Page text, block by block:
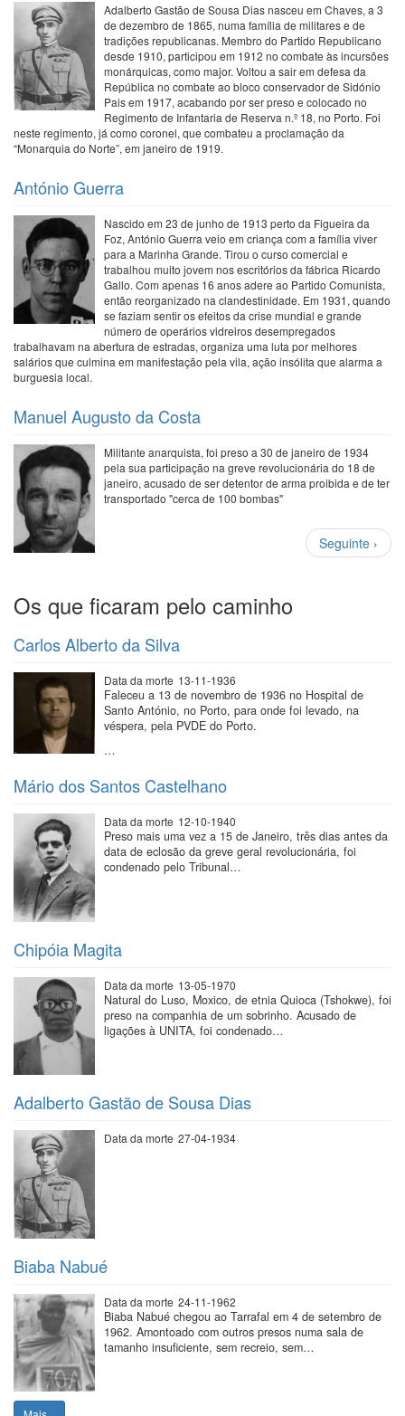
Adalberto Gastão de Sousa Dias nasceu em Chaves, a 3
de dezembro de 1865, numa família de militares e de
tradições republicanas. Membro do Partido Republicano
desde 1910, participou em 1912 no combate às incursões
monárquicas, como major. Voltou a sair em defesa da
República no combate ao bloco conservador de Sidónio
Pais em 1917, acabando por ser preso e colocado no
Regimento de Infantaria de Reserva n.º 18, no Porto. Foi
neste regimento, já como coronel, que combateu a proclamação da
“Monarquia do Norte”, em janeiro de 1919.
António Guerra
Nascido em 23 de junho de 1913 perto da Figueira da
Foz, António Guerra veio em criança com a família viver
para a Marinha Grande. Tirou o curso comercial e
trabalhou muito jovem nos escritórios da fábrica Ricardo
Gallo. Com apenas 16 anos adere ao Partido Comunista,
então reorganizado na clandestinidade. Em 1931, quando
se faziam sentir os efeitos da crise mundial e grande
número de operários vidreiros desempregados
trabalhavam na abertura de estradas, organiza uma luta por melhores
salários que culmina em manifestação pela vila, ação insólita que alarma a
burguesia local.
Manuel Augusto da Costa
Militante anarquista, foi preso a 30 de janeiro de 1934
pela sua participação na greve revolucionária do 18 de
janeiro, acusado de ser detentor de arma proibida e de ter
transportado "cerca de 100 bombas"
Paginação
Próxima
página
Seguinte ›
Os que ficaram pelo caminho
Carlos Alberto da Silva
Data da morte 13-11-1936
Faleceu a 13 de novembro de 1936 no Hospital de
Santo António, no Porto, para onde foi levado, na
véspera, pela PVDE do Porto.
…
Mário dos Santos Castelhano
Data da morte 12-10-1940
Preso mais uma vez a 15 de Janeiro, três dias antes da
data de eclosão da greve geral revolucionária, foi
condenado pelo Tribunal…
Chipóia Magita
Data da morte 13-05-1970
Natural do Luso, Moxico, de etnia Quioca (Tshokwe), foi
preso na companhia de um sobrinho. Acusado de
ligações à UNITA, foi condenado…
Adalberto Gastão de Sousa Dias
Data da morte 27-04-1934
Biaba Nabué
Data da morte 24-11-1962
Biaba Nabué chegou ao Tarrafal em 4 de setembro de
1962. Amontoado com outros presos numa sala de
tamanho insuficiente, sem recreio, sem…